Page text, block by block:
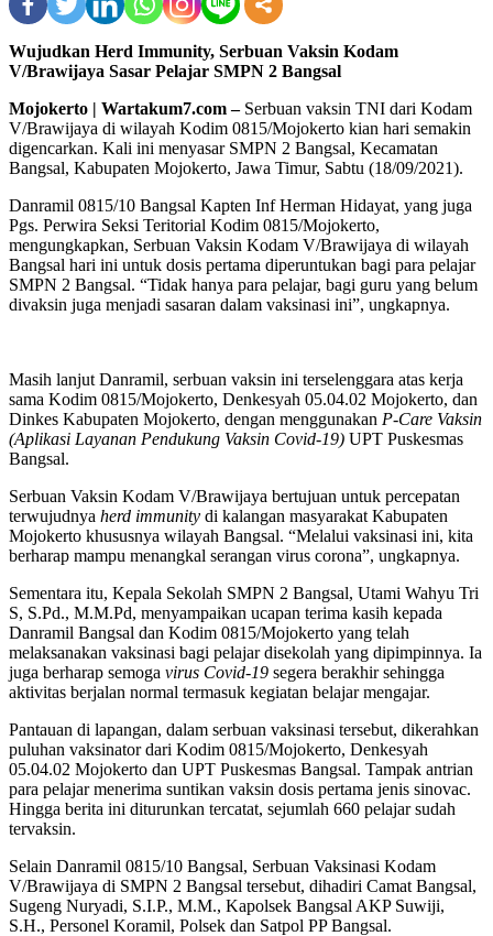
Wujudkan Herd Immunity, Serbuan Vaksin Kodam
V/Brawijaya Sasar Pelajar SMPN 2 Bangsal
Mojokerto | Wartakum7.com –Serbuan vaksin TNI dari Kodam
V/Brawijaya di wilayah Kodim 0815/Mojokerto kian hari semakin
digencarkan. Kali ini menyasar SMPN 2 Bangsal, Kecamatan
Bangsal, Kabupaten Mojokerto, Jawa Timur, Sabtu (18/09/2021).
Danramil 0815/10 Bangsal Kapten Inf Herman Hidayat, yang juga
Pgs. Perwira Seksi Teritorial Kodim 0815/Mojokerto,
mengungkapkan, Serbuan Vaksin Kodam V/Brawijaya di wilayah
Bangsal hari ini untuk dosis pertama diperuntukan bagi para pelajar
SMPN 2 Bangsal. “Tidak hanya para pelajar, bagi guru yang belum
divaksin juga menjadi sasaran dalam vaksinasi ini”, ungkapnya.
Masih lanjut Danramil, serbuan vaksin ini terselenggara atas kerja
sama Kodim 0815/Mojokerto, Denkesyah 05.04.02 Mojokerto, dan
Dinkes Kabupaten Mojokerto, dengan menggunakan P-Care Vaksin
(Aplikasi Layanan Pendukung Vaksin Covid-19) UPT Puskesmas
Bangsal.
Serbuan Vaksin Kodam V/Brawijaya bertujuan untuk percepatan
terwujudnya herd immunity di kalangan masyarakat Kabupaten
Mojokerto khususnya wilayah Bangsal. “Melalui vaksinasi ini, kita
berharap mampu menangkal serangan virus corona”, ungkapnya.
Sementara itu, Kepala Sekolah SMPN 2 Bangsal, Utami Wahyu Tri
S, S.Pd., M.M.Pd, menyampaikan ucapan terima kasih kepada
Danramil Bangsal dan Kodim 0815/Mojokerto yang telah
melaksanakan vaksinasi bagi pelajar disekolah yang dipimpinnya. Ia
juga berharap semoga virus Covid-19 segera berakhir sehingga
aktivitas berjalan normal termasuk kegiatan belajar mengajar.
Pantauan di lapangan, dalam serbuan vaksinasi tersebut, dikerahkan
puluhan vaksinator dari Kodim 0815/Mojokerto, Denkesyah
05.04.02 Mojokerto dan UPT Puskesmas Bangsal. Tampak antrian
para pelajar menerima suntikan vaksin dosis pertama jenis sinovac.
Hingga berita ini diturunkan tercatat, sejumlah 660 pelajar sudah
tervaksin.
Selain Danramil 0815/10 Bangsal, Serbuan Vaksinasi Kodam
V/Brawijaya di SMPN 2 Bangsal tersebut, dihadiri Camat Bangsal,
Sugeng Nuryadi, S.I.P., M.M., Kapolsek Bangsal AKP Suwiji,
S.H., Personel Koramil, Polsek dan Satpol PP Bangsal.